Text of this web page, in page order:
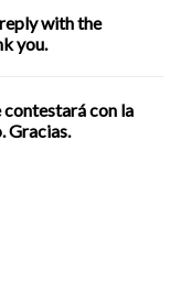
with the
you.
con la
Gracias.